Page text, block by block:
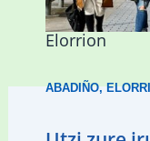
presentzia
Elorrion
ABADIÑO,